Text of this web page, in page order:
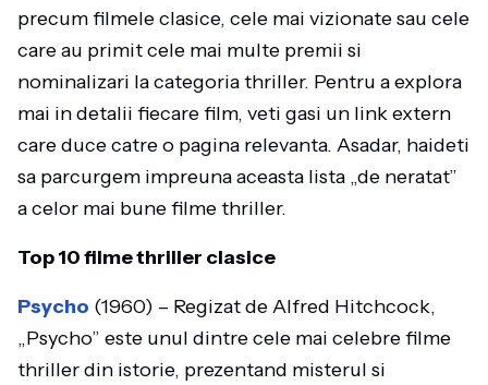
precum filmele clasice, cele mai vizionate sau cele
care au primit cele mai multe premii si
nominalizari la categoria thriller. Pentru a explora
mai in detalii fiecare film, veti gasi un link extern
care duce catre o pagina relevanta. Asadar, haideti
sa parcurgem impreuna aceasta lista „de neratat”
a celor mai bune filme thriller.
Top 10 filme thriller clasice
Psycho (1960) – Regizat de Alfred Hitchcock,
„Psycho” este unul dintre cele mai celebre filme
thriller din istorie, prezentand misterul si